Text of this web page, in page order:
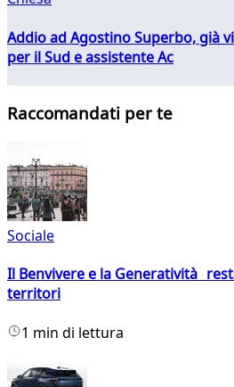
Addio ad Agostino Superbo, già
per il Sud e assistente Ac
Raccomandati per te
Sociale
Il Benvivere e la Generatività
territori
1 min di lettura